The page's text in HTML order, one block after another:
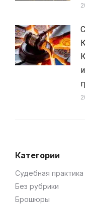
Категории
Cудебная практика
Без рубрики
Брошюры